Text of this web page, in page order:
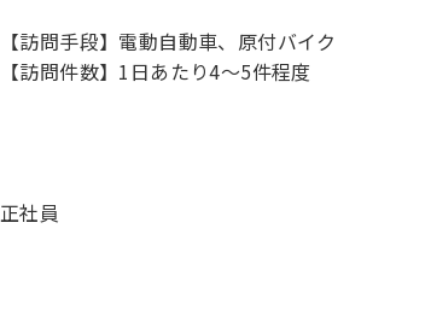
【訪問手段】電動自動車、原付バイク
【訪問件数】1日あたり4～5件程度
正社員